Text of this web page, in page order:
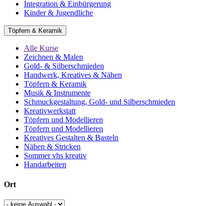
Integration & Einbürgerung
Kinder & Jugendliche
Töpfern & Keramik
Alle Kurse
Zeichnen & Malen
Gold- & Silberschmieden
Handwerk, Kreatives & Nähen
Töpfern & Keramik
Musik & Instrumente
Schmuckgestaltung, Gold- und Silberschmieden
Kreativwerkstatt
Töpfern und Modellieren
Töpfern und Modellieren
Kreatives Gestalten & Basteln
Nähen & Stricken
Sommer vhs kreativ
Handarbeiten
Ort